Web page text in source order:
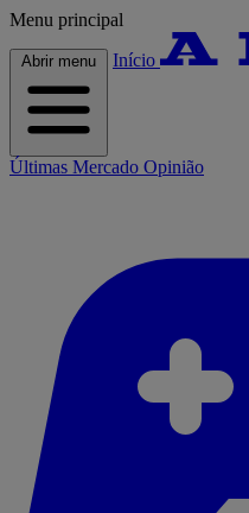
Menu principal
Abrir menu Início
Últimas Mercado Opinião